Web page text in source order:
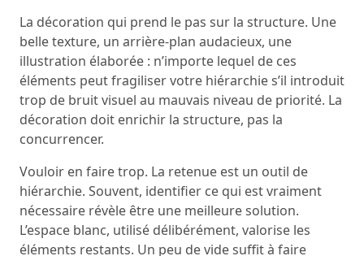
La décoration qui prend le pas sur la structure. Une
belle texture, un arrière-plan audacieux, une
illustration élaborée : n’importe lequel de ces
éléments peut fragiliser votre hiérarchie s’il introduit
trop de bruit visuel au mauvais niveau de priorité. La
décoration doit enrichir la structure, pas la
concurrencer.
Vouloir en faire trop. La retenue est un outil de
hiérarchie. Souvent, identifier ce qui est vraiment
nécessaire révèle être une meilleure solution.
L’espace blanc, utilisé délibérément, valorise les
éléments restants. Un peu de vide suffit à faire